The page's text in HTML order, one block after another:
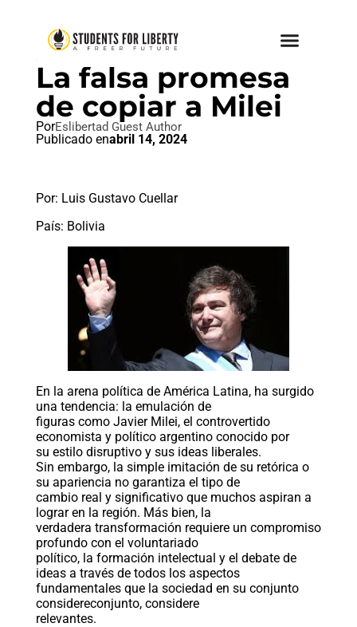
POPULISMO
La falsa promesa
de copiar a Milei
PorEslibertad Guest Author
Publicado enabril 14, 2024
Por: Luis Gustavo Cuellar
País: Bolivia
En la arena política de América Latina, ha surgido
una tendencia: la emulación de
figuras como Javier Milei, el controvertido
economista y político argentino conocido por
su estilo disruptivo y sus ideas liberales.
Sin embargo, la simple imitación de su retórica o
su apariencia no garantiza el tipo de
cambio real y significativo que muchos aspiran a
lograr en la región. Más bien, la
verdadera transformación requiere un compromiso
profundo con el voluntariado
político, la formación intelectual y el debate de
ideas a través de todos los aspectos
fundamentales que la sociedad en su conjunto
considereconjunto, considere
relevantes.